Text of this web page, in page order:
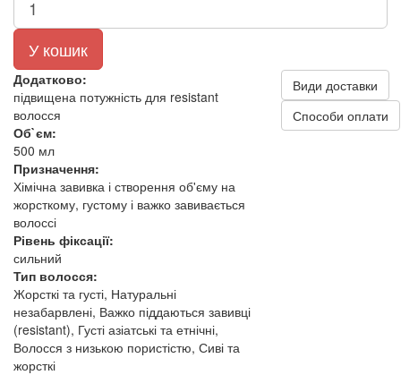
У кошик
Додатково:
підвищена потужність для resistant
волосся
Об`єм:
500 мл
Призначення:
Хімічна завивка і створення об'єму на
жорсткому, густому і важко завивається
волоссі
Рівень фіксації:
сильний
Тип волосся:
Жорсткі та густі, Натуральні
незабарвлені, Важко піддаються завивці
(resistant), Густі азіатські та етнічні,
Волосся з низькою пористістю, Сиві та
жорсткі
Види доставки
Способи оплати